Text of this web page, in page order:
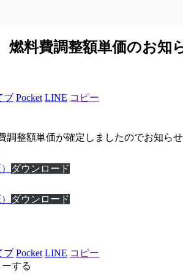
燃料費調整額単価のお知
ブ Pocket LINE コピー
調整額単価が確定しましたのでお知らせ
ダウンロード
ダウンロード
ブ Pocket LINE コピー
する